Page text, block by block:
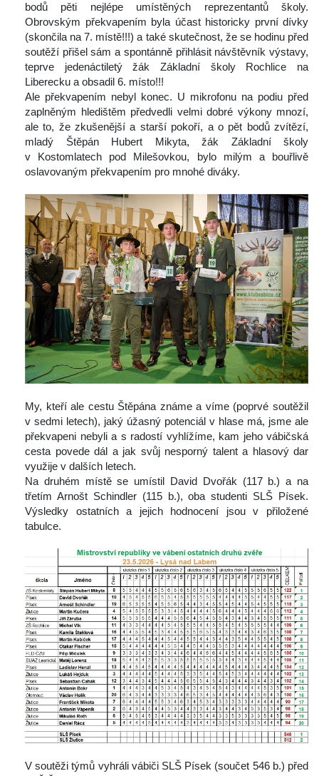
bodů pěti nejlépe umístěných reprezentantů školy.
Obrovským překvapením byla účast historicky první dívky
(skončila na 7. místě!!!) a také skutečnost, že se hodinu před
outěží přišel sám a spontánně přihlásit návštěvník výstavy,
teprve jedenáctiletý žák Základní školy Rochlice na
Liberecku a obsadil 6. místo!!!
Ale překvapením nebyl konec. U mikrofonu na podiu před
zaplněným hledištěm předvedli velmi dobré výkony mnozí,
ale to, že zkušenější a starší pokoří, a o pět bodů zvítězí,
mladý Štěpán Hubert Mikyta, žák Základní školy
v Kostomlatech pod Milešovkou, bylo milým a bouřlivě
oslavovaným překvapením pro mnohé diváky.
My, kteří ale cestu Štěpána známe a víme (poprvé soutěžil
v sedmi letech), jaký úžasný potenciál v hlase má, jsme ale
překvapeni nebyli a s radostí vyhlížíme, kam jeho vábičská
cesta povede dál a jak svůj nesporný talent a hlasový dar
využije v dalších letech.
Na druhém místě se umístil David Dvořák (117 b.) a na
třetím Arnošt Schindler (115 b.), oba studenti SLŠ Písek.
Výsledky ostatních a jejich hodnocení jsou v přiložené
tabulce.
V soutěži týmů vyhráli vábiči SLŠ Písek (součet 546 b.) před